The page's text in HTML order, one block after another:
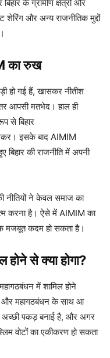
के ग्रामीण क्षेत्रों और
और अन्य राजनीतिक मुद्दों
का रुख
हो गई हैं, खासकर नीतीश
आपसी मतभेद। हाल ही
से बिहार
इसके बाद AIMIM
बिहार की राजनीति में अपनी
नीतियों ने केवल समाज का
करना है। ऐसे में AIMIM का
मजबूत कदम हो सकता है।
से क्या होगा?
में शामिल होने
और महागठबंधन के साथ आ
पकड़ बनाई है, और अगर
वोटों का एकीकरण हो सकता